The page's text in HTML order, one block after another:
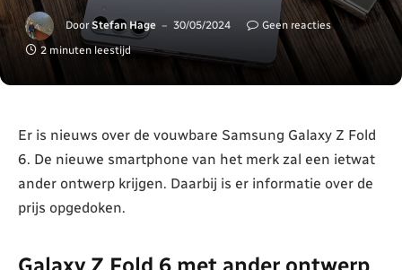
Door Stefan Hage 30/05/2024
Geen reacties
2 minuten leestijd
Er is nieuws over de vouwbare Samsung Galaxy Z Fold
6. De nieuwe smartphone van het merk zal een ietwat
ander ontwerp krijgen. Daarbij is er informatie over de
prijs opgedoken.
Galaxy Z Fold 6 met ander ontwerp